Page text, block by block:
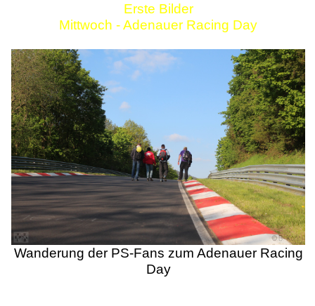
Erste Bilder
Mittwoch - Adenauer Racing Day
Wanderung der PS-Fans zum Adenauer Racing
Day